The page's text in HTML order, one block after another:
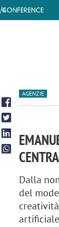
AGENZIE
Dalla
del
artificiale